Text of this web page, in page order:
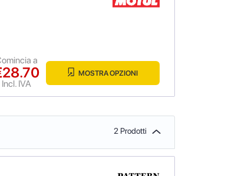
Incl. IVA
a
MOSTRA OPZIONI
2 Prodotti